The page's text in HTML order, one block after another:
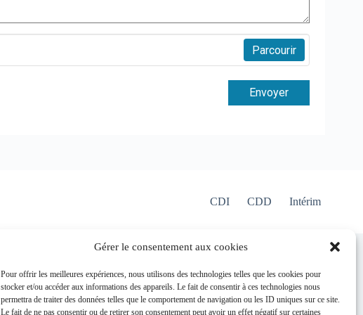
Gérer le consentement aux cookies
Pour offrir les meilleures expériences, nous utilisons des technologies telles que les cookies pour
stocker et/ou accéder aux informations des appareils. Le fait de consentir à ces technologies nous
permettra de traiter des données telles que le comportement de navigation ou les ID uniques sur ce site.
Le fait de ne pas consentir ou de retirer son consentement peut avoir un effet négatif sur certaines
Parcourir
Envoyer
CDI CDD Intérim
Climatisation
Couverture
CVC